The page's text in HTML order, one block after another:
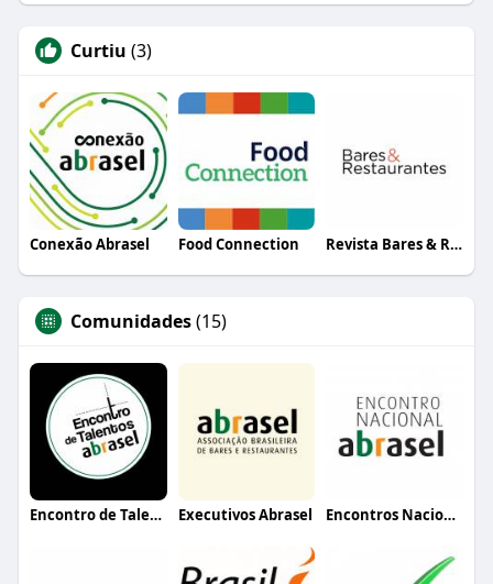
Curtiu (3)
Conexão Abrasel Food Connection Revista Bares & Restaurantes
Comunidades(15)
Encontro de Talentos Abrasel Executivos Abrasel Encontros Nacionais Abrasel (interno)